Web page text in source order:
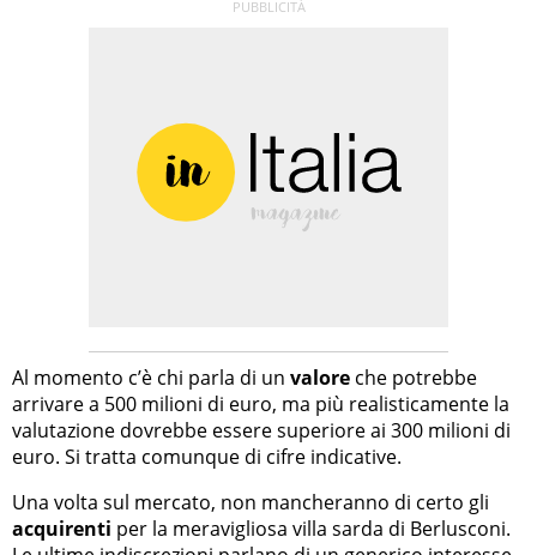
Al momento c’è chi parla di un valore che potrebbe
arrivare a 500 milioni di euro, ma più realisticamente la
valutazione dovrebbe essere superiore ai 300 milioni di
euro. Si tratta comunque di cifre indicative.
Una volta sul mercato, non mancheranno di certo gli
acquirenti per la meravigliosa villa sarda di Berlusconi.